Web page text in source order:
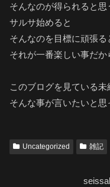
そんなのが得られると思
サルサ始めると
そんなのを目標に頑張る
それが一番楽しい事だか
このブログを見ている未
そんな事が言いたいと思
Uncategorized 雑記